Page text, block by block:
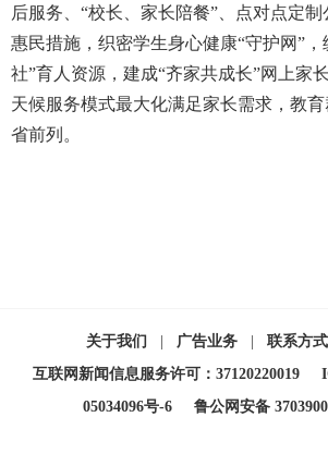
后服务、“校长、家长陪餐”、点对点定制
惠民措施，织密学生身心健康“守护网”，
社”育人资源，建成“齐家共成长”网上家
天候服务模式最大化满足家长需求，教
省前列。
关于我们 广告业务 联系方式
互联网新闻信息服务许可：37120220019
05034096号-6
鲁公网安备